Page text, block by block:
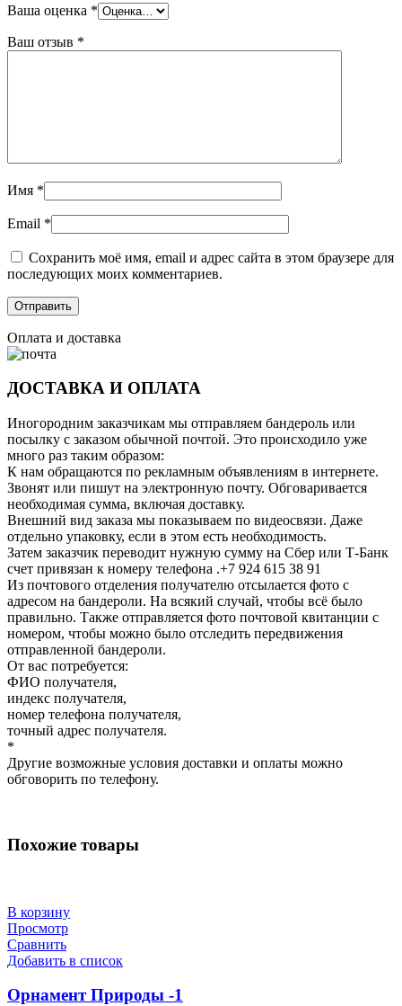
Ваша оценка *
Ваш отзыв *
Имя *
Email *
Сохранить моё имя, email и адрес сайта в этом браузере для
последующих моих комментариев.
Оплата и доставка
ДОСТАВКА И ОПЛАТА
Иногородним заказчикам мы отправляем бандероль или
посылку с заказом обычной почтой. Это происходило уже
много раз таким образом:
К нам обращаются по рекламным объявлениям в интернете.
Звонят или пишут на электронную почту. Обговаривается
необходимая сумма, включая доставку.
Внешний вид заказа мы показываем по видеосвязи. Даже
отдельно упаковку, если в этом есть необходимость.
Затем заказчик переводит нужную сумму на Сбер или Т-Банк
счет привязан к номеру телефона .+7 924 615 38 91
Из почтового отделения получателю отсылается фото с
адресом на бандероли. На всякий случай, чтобы всё было
правильно. Также отправляется фото почтовой квитанции с
номером, чтобы можно было отследить передвижения
отправленной бандероли.
От вас потребуется:
ФИО получателя,
индекс получателя,
номер телефона получателя,
точный адрес получателя.
*
Другие возможные условия доставки и оплаты можно
обговорить по телефону.
Похожие товары
В корзину
Просмотр
Сравнить
Добавить в список
Орнамент Природы -1